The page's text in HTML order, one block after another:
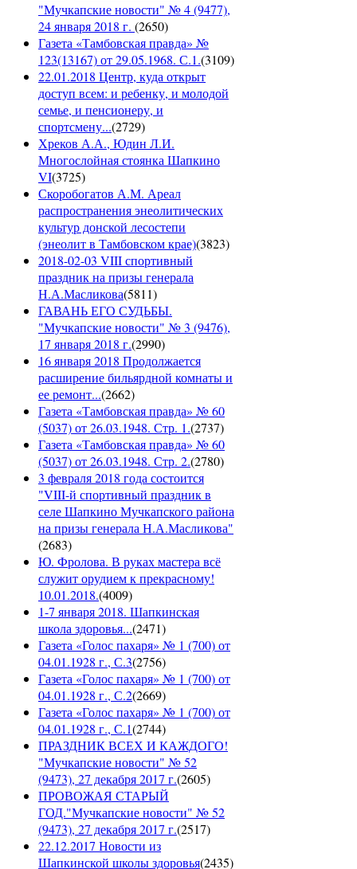
"Мучкапские новости" № 4 (9477),
24 января 2018 г. (2650)
Газета «Тамбовская правда» №
123(13167) от 29.05.1968. С.1.(3109)
22.01.2018 Центр, куда открыт
доступ всем: и ребенку, и молодой
семье, и пенсионеру, и
спортсмену...(2729)
Хреков А.А., Юдин Л.И.
Многослойная стоянка Шапкино
VI(3725)
Скоробогатов А.М. Ареал
распространения энеолитических
культур донской лесостепи
(энеолит в Тамбовском крае)(3823)
2018-02-03 VIII спортивный
праздник на призы генерала
Н.А.Масликова(5811)
ГАВАНЬ ЕГО СУДЬБЫ.
"Мучкапские новости" № 3 (9476),
17 января 2018 г.(2990)
16 января 2018 Продолжается
расширение бильярдной комнаты и
ее ремонт...(2662)
Газета «Тамбовская правда» № 60
(5037) от 26.03.1948. Стр. 1.(2737)
Газета «Тамбовская правда» № 60
(5037) от 26.03.1948. Стр. 2.(2780)
3 февраля 2018 года состоится
"VIII-й спортивный праздник в
селе Шапкино Мучкапского района
на призы генерала Н.А.Масликова"
(2683)
Ю. Фролова. В руках мастера всё
служит орудием к прекрасному!
10.01.2018.(4009)
1-7 января 2018. Шапкинская
школа здоровья...(2471)
Газета «Голос пахаря» № 1 (700) от
04.01.1928 г., С.3(2756)
Газета «Голос пахаря» № 1 (700) от
04.01.1928 г., С.2(2669)
Газета «Голос пахаря» № 1 (700) от
04.01.1928 г., С.1(2744)
ПРАЗДНИК ВСЕХ И КАЖДОГО!
"Мучкапские новости" № 52
(9473), 27 декабря 2017 г.(2605)
ПРОВОЖАЯ СТАРЫЙ
ГОД."Мучкапские новости" № 52
(9473), 27 декабря 2017 г.(2517)
22.12.2017 Новости из
Шапкинской школы здоровья(2435)